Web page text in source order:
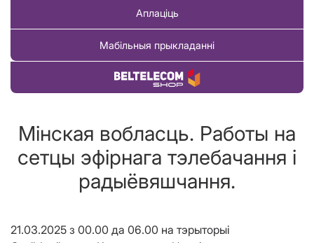
Аплаціць
Мабільныя прыкладанні
Купіць тавар
Мінская вобласць. Работы на
сетцы эфірнага тэлебачання і
радыёвяшчання.
21.03.2025 з 00.00 да 06.00 на тэрыторыі